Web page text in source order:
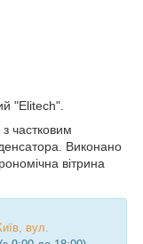
"Elitech".
частковим
Виконано
вітрина
вул.